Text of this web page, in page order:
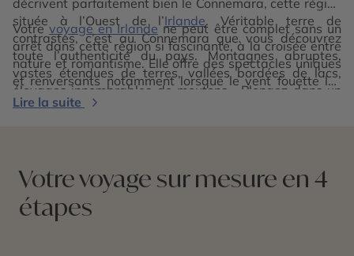
située à l’Ouest de l’Irlande. Véritable terre de
contrastes, c’est au Connemara que vous découvrez
toute l’authenticité du pays. Montagnes abruptes,
vastes étendues de terres, vallées bordées de lacs,
élevages innombrables de moutons… Plongez dans un
décor éperdument sauvage qui fait le charme de cette
Votrevoyage en Irlandene peut être complet sans un
arrêt dans cette région si fascinante, à la croisée entre
nature et romantisme. Elle offre des spectacles uniques
et renversants notamment lorsque le vent fouette les
côtes rocheuses et les cottages en pierre si typiques, ou
découverte du folklore continue dans le comté de
Galway où se trouvent Clifden, cette ville multicolore
située au bord de la rivière Owenglin et Roudstone,
petit village pittoresque de pêcheurs. De nombreux
Lire la suite
Votre voyage sur mesure en 4
étapes